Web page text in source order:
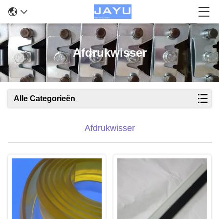
Afdrukwisser
Alle Categorieën
Afdrukwisser